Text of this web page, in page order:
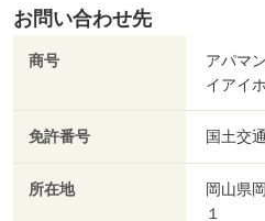
お問い合わせ先
商号
アパマ
イアイ
免許番号 国土交
所在地
岡山県
１